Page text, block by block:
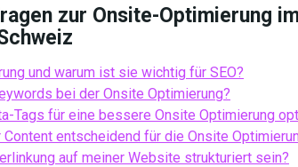
zur Onsite-Optimierung
und warum ist sie wichtig für SEO?
bei der Onsite Optimierung?
Tags für eine bessere Onsite Optimierung
entscheidend für die Onsite
auf meiner Website strukturiert sein?